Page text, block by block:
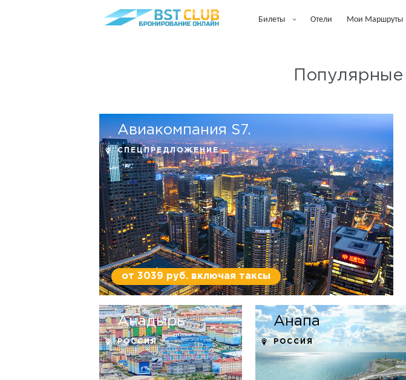
Билеты Отели Мои Маршруты
Авиакомпания S7.
СПЕЦПРЕДЛОЖЕНИЕ
от 3039 руб. включая таксы
Анадырь
РОССИЯ
Анапа
РОССИЯ